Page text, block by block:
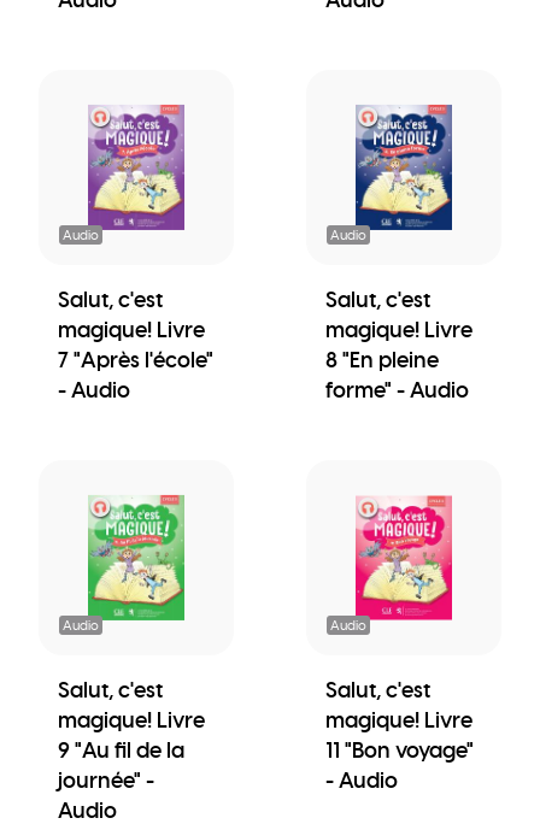
Audio
Salut, c'est
magique! Livre
7 "Après l'école"
- Audio
Audio
Salut, c'est
magique! Livre
8 "En pleine
forme" - Audio
Audio
Salut, c'est
magique! Livre
9 "Au fil de la
journée" -
Audio
Audio
Salut, c'est
magique! Livre
11 "Bon voyage"
- Audio